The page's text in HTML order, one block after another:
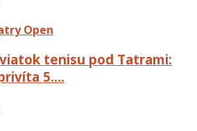
Open
tenisu pod Tatrami:
5….